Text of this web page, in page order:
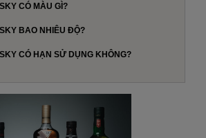
CÓ MÀU GÌ?
BAO NHIÊU ĐỘ?
CÓ HẠN SỬ DỤNG KHÔNG?